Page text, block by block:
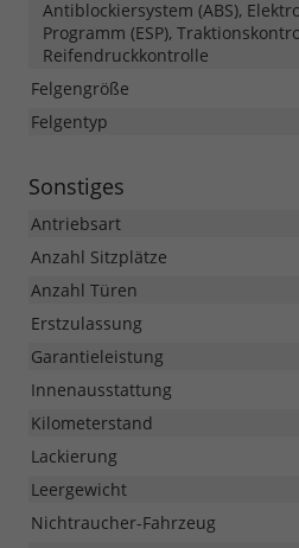
Antiblockiersystem (ABS),
Programm (ESP),
Reifendruckkontrolle
Felgengröße
Felgentyp
Sonstiges
Antriebsart
Anzahl Sitzplätze
Anzahl Türen
Erstzulassung
Garantieleistung
Innenausstattung
Kilometerstand
Lackierung
Leergewicht
Nichtraucher-Fahrzeug